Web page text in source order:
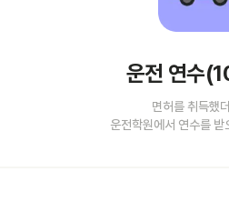
운전 연수
면허를 취득했
운전학원에서 연수를 받